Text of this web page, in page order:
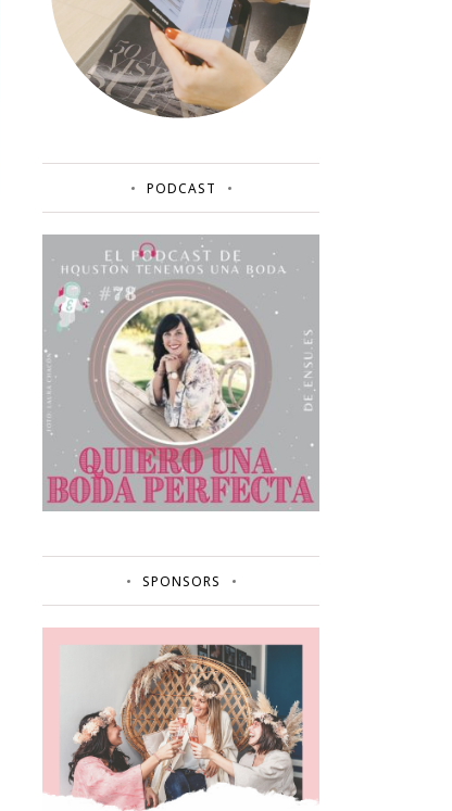
PODCAST
SPONSORS